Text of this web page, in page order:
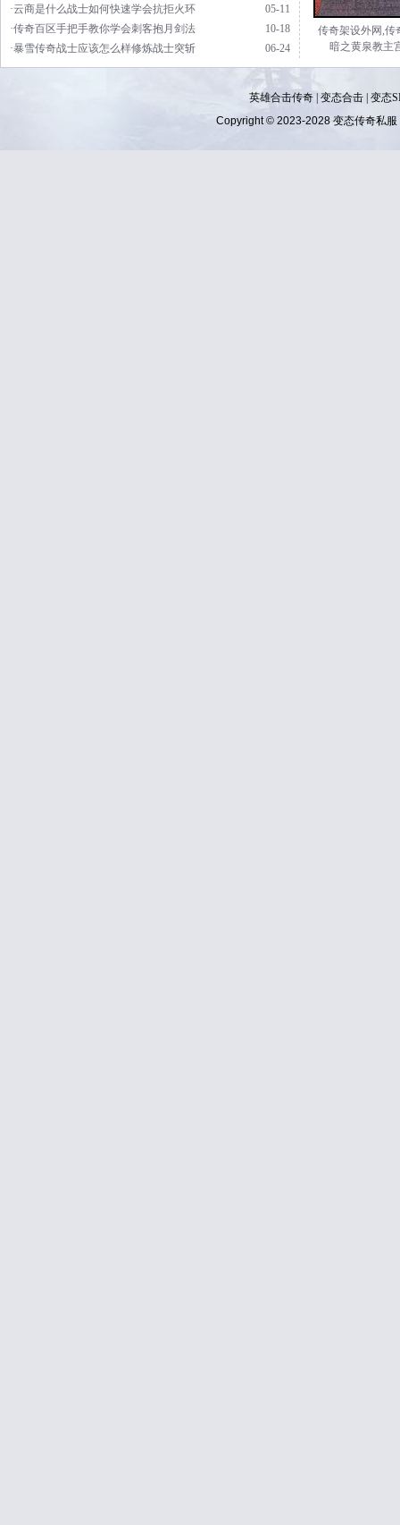
05-11
·云商是什么战士如何快速学会抗拒火环
10-18
·传奇百区手把手教你学会刺客抱月剑法
06-24
·暴雪传奇战士应该怎么样修炼战士突斩
传奇架设外网,传
暗之黄泉教主
英雄合击传奇 变态合击 变态
Copyright © 2023-2028 变态传奇私服